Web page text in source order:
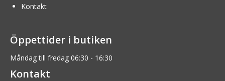
Kontakt
Öppettider i butiken
Måndag till fredag 06:30 - 16:30
Kontakt